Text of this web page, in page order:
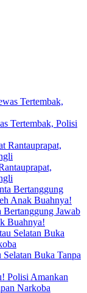
Tertembak, Polisi
Jawab
Buahnya!
Buka Tanpa